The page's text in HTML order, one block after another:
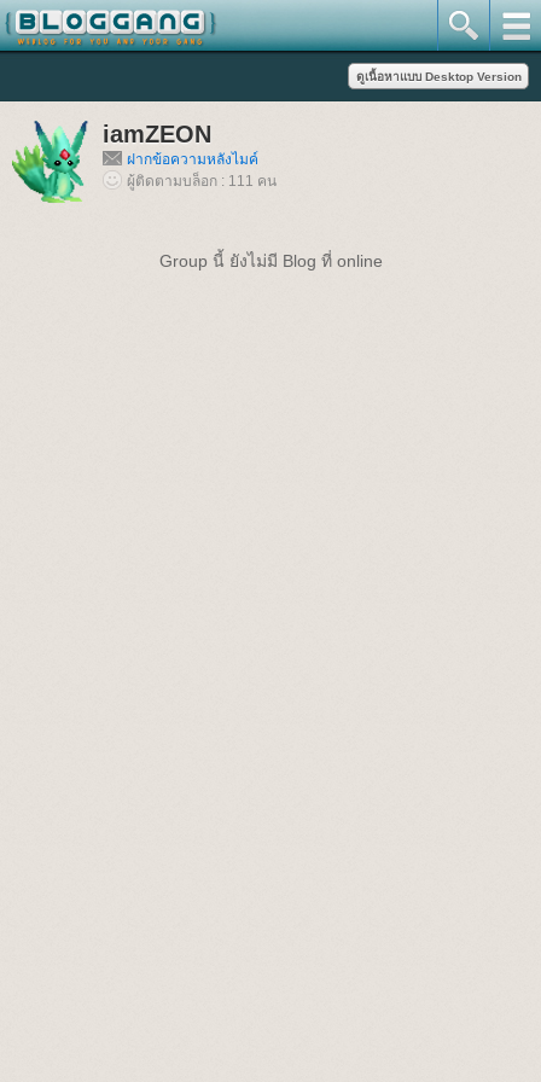
iamZEON
ฝากข้อความหลังไมค์
ผู้ติดตามบล็อก : 111 คน
Group นี้ ยังไม่มี Blog ที่ online